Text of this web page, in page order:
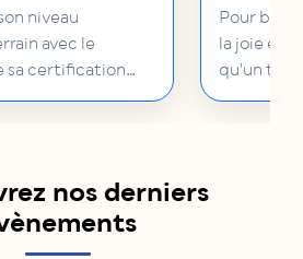
niveau
avec le
sa certification
!
humeur
Pour bien
la joie et
qu'un
nos derniers